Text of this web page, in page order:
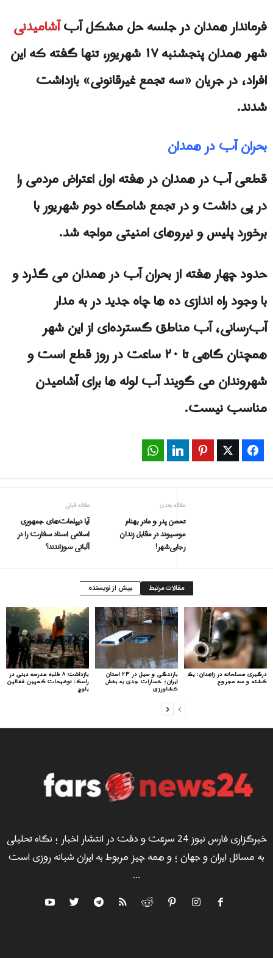
فرماندار همدان در جلسه حل مشکل آبآشامیدنی
شهر همدان پنجشنبه ۱۷ شهریور، تنها گفته که این
افراد، در جریان «سه تجمع غیرقانونی» بازداشت
شدند.
بحران آب در همدان
قطعی آب در همدان در هفته اول اعتراض مردمی را
در پی داشت و در تجمع شامگاه دوم شهریور با
برخورد پلیس و نیروهای امنیتی مواجه شد.
حدود چهار هفته از بحران آب در همدان می گذرد و
با وجود راه اندازی ده ها چاه جدید در به مدار
آب‌رسانی، آب مناطق گسترده‌ای از این شهر
همچنان گاهی تا ۲۰ ساعت در روز قطع است و
شهروندان می گویند آب لوله ها برای آشامیدن
مناسب نیست.
Facebook
Twitter
Pinterest
LinkedIn
مقاله قبلی
آیا دیپلمات‌های جمهوری
اسلامی اسناد سفارت را در
آلبانی سوزاندند؟
مقاله بعدی
تحصن پدر و مادر بهنام
موسیوند در مقابل زندان
رجایی‌شهر!
مقالات مرتبط بیش از نویسنده
بازداشت ۸ طلبه مدرسه دینی در
راسک: توضیحات کمپین فعالین
بلوچ
بارندگی و سیل در ۲۳ استان
ایران؛ خسارات جدی به بخش
کشاورزی
درگیری مسلحانه در زاهدان: یک
کشته و سه مجروح
خبرگزاری فارس نیوز 24 سرعت و دقت در انتشار اخبار ؛ نگاه تحلیلی
به مسائل ایران و جهان ؛ و همه چیز مربوط به ایران شبانه روزی است
...